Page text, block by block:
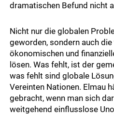
dramatischen Befund nicht
Nicht nur die globalen
geworden, sondern auch
ökonomischen und
lösen. Was fehlt, ist der
was fehlt sind globale
Vereinten Nationen. Elmau
gebracht, wenn man sich
weitgehend einflusslose